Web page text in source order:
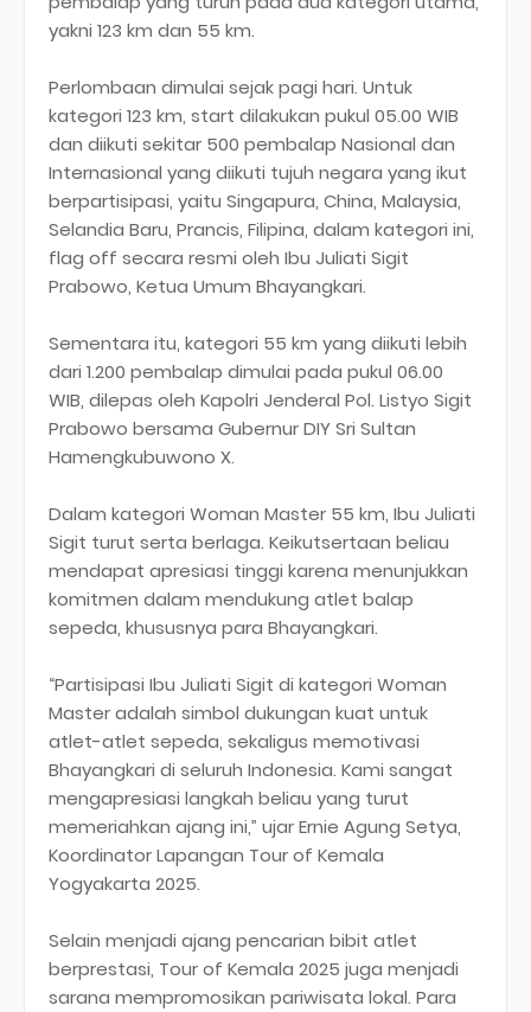
yakni 123 km dan 55 km.
Perlombaan dimulai sejak pagi hari. Untuk
kategori 123 km, start dilakukan pukul 05.00 WIB
dan diikuti sekitar 500 pembalap Nasional dan
Internasional yang diikuti tujuh negara yang ikut
berpartisipasi, yaitu Singapura, China, Malaysia,
Selandia Baru, Prancis, Filipina, dalam kategori ini,
flag off secara resmi oleh Ibu Juliati Sigit
Prabowo, Ketua Umum Bhayangkari.
Sementara itu, kategori 55 km yang diikuti lebih
dari 1.200 pembalap dimulai pada pukul 06.00
WIB, dilepas oleh Kapolri Jenderal Pol. Listyo Sigit
Prabowo bersama Gubernur DIY Sri Sultan
Hamengkubuwono X.
Dalam kategori Woman Master 55 km, Ibu Juliati
Sigit turut serta berlaga. Keikutsertaan beliau
mendapat apresiasi tinggi karena menunjukkan
komitmen dalam mendukung atlet balap
sepeda, khususnya para Bhayangkari.
“Partisipasi Ibu Juliati Sigit di kategori Woman
Master adalah simbol dukungan kuat untuk
atlet-atlet sepeda, sekaligus memotivasi
Bhayangkari di seluruh Indonesia. Kami sangat
mengapresiasi langkah beliau yang turut
memeriahkan ajang ini,” ujar Ernie Agung Setya,
Koordinator Lapangan Tour of Kemala
Yogyakarta 2025.
Selain menjadi ajang pencarian bibit atlet
berprestasi, Tour of Kemala 2025 juga menjadi
sarana mempromosikan pariwisata lokal. Para